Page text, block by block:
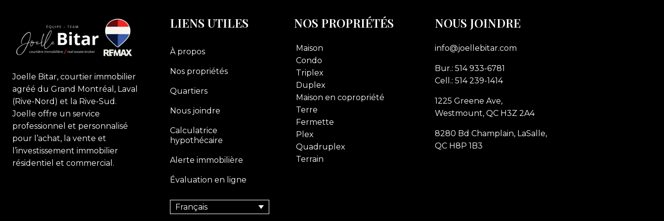
Joelle Bitar, courtier immobilier
agréé du Grand Montréal, Laval
(Rive-Nord) et la Rive-Sud.
Joelle offre un service
professionnel et personnalisé
pour l’achat, la vente et
l’investissement immobilier
résidentiel et commercial.
LIENS UTILES
À propos
Nos propriétés
Quartiers
Nous joindre
Calculatrice
hypothécaire
Alerte immobilière
Évaluation en ligne
Français
NOS PROPRIÉTÉS
Maison
Condo
Triplex
Duplex
Maison en copropriété
Terre
Fermette
Plex
Quadruplex
Terrain
NOUS JOINDRE
info@joellebitar.com
Bur.: 514 933-6781
Cell.: 514 239-1414
1225 Greene Ave,
Westmount, QC H3Z 2A4
8280 Bd Champlain, LaSalle,
QC H8P 1B3